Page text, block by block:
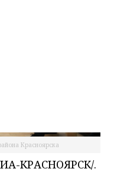
Красноярска
КРАСНОЯРСК/.